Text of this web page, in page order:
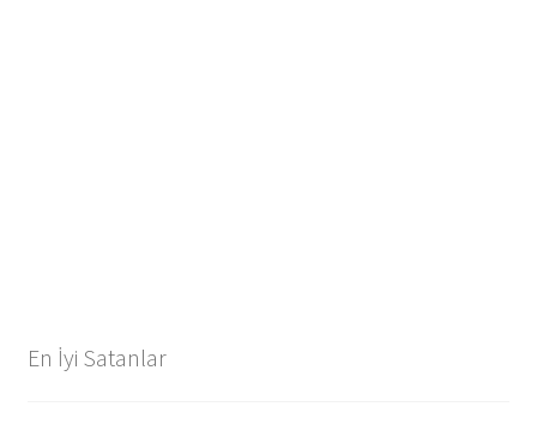
En İyi Satanlar